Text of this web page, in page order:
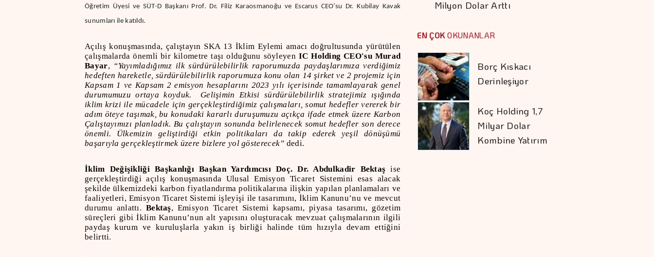
Öğretim Üyesi ve SÜT-D Başkanı Prof. Dr. Filiz Karaosmanoğu ve Escarus CEO’su Dr. Kubilay Kavak
sunumları ile katıldı.
Açılış konuşmasında, çalıştayın SKA 13 İklim Eylemi amacı doğrultusunda yürütülen
çalışmalarda önemli bir kilometre taşı olduğunu söyleyen IC Holding CEO'su Murad
Bayar, “Yayımladığımız ilk sürdürülebilirlik raporumuzda paydaşlarımıza verdiğimiz
hedeften hareketle, sürdürülebilirlik raporumuza konu olan 14 şirket ve 2 projemiz için
Kapsam 1 ve Kapsam 2 emisyon hesaplarını 2023 yılı içerisinde tamamlayarak genel
durumumuzu ortaya koyduk. Gelişimin Etkisi sürdürülebilirlik stratejimiz ışığında
iklim krizi ile mücadele için gerçekleştirdiğimiz çalışmaları, somut hedefler vererek bir
adım öteye taşımak, bu konudaki kararlı duruşumuzu açıkça ifade etmek üzere Karbon
Çalıştayımızı planladık. Bu çalıştayın sonunda belirlenecek somut hedefler son derece
önemli. Ülkemizin geliştirdiği etkin politikaları da takip ederek yeşil dönüşümü
başarıyla gerçekleştirmek üzere bizlere yol gösterecek” dedi.
İklim Değişikliği Başkanlığı Başkan Yardımcısı Doç. Dr. Abdulkadir Bektaş ise
gerçekleştirdiği açılış konuşmasında Ulusal Emisyon Ticaret Sistemini esas alacak
şekilde ülkemizdeki karbon fiyatlandırma politikalarına ilişkin yapılan planlamaları ve
faaliyetleri, Emisyon Ticaret Sistemi işleyişi ile tasarımını, İklim Kanunu’nu ve mevcut
durumu anlattı. Bektaş, Emisyon Ticaret Sistemi kapsamı, piyasa tasarımı, gözetim
süreçleri gibi İklim Kanunu’nun alt yapısını oluşturacak mevzuat çalışmalarının ilgili
paydaş kurum ve kuruluşlarla yakın iş birliği halinde tüm hızıyla devam ettiğini
belirtti.
Milyon Dolar Arttı
EN ÇOK OKUNANLAR
Borsa Günü
Tamamladı
Borç Kıskacı
Derinleşiyor
Koç Holding 1,7
Milyar Dolar
Kombine Yatırım